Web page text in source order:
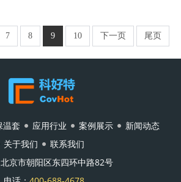
选择。...
7 8 9 10 下一页 尾页
温套 应用行业 案例展示
新闻动态
关于我们
联系我们
京市朝阳区东四环中路82号